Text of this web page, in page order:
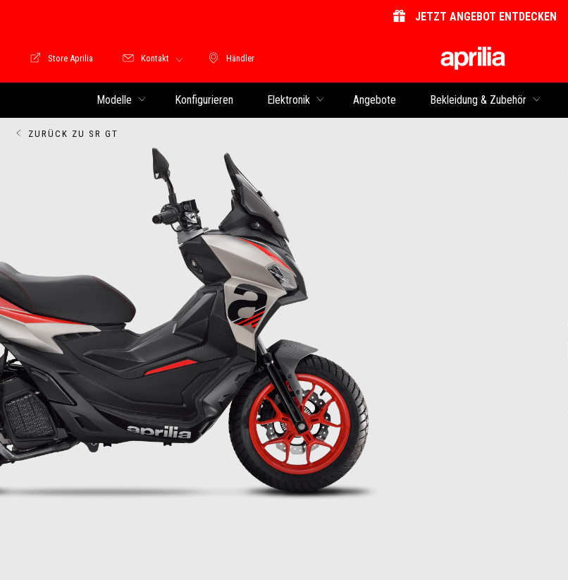
JETZT ANGEBOT ENTDECKEN
Händler
Händler
Store Motoguzzi
Store Aprilia Kontakt
Modelle Konfigurieren Elektronik Angebote Bekleidung & Zubehör
ZURÜCK ZU SR GT